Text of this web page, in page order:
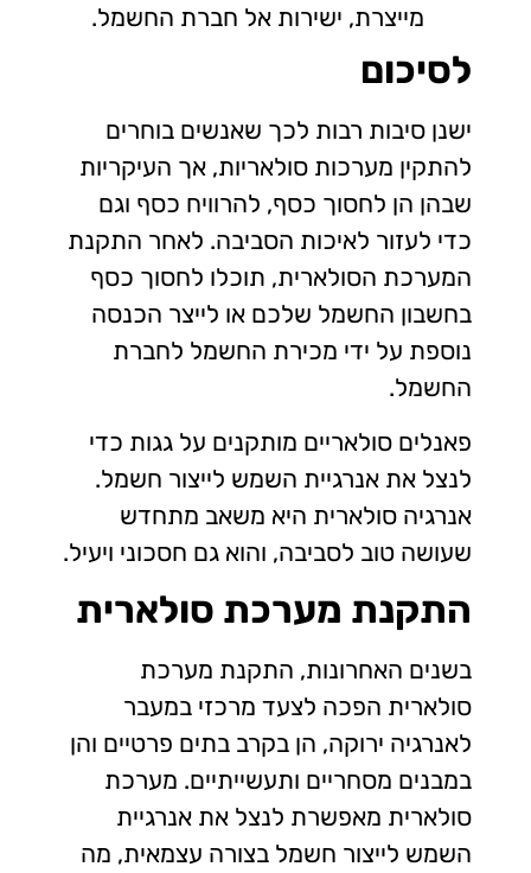
מייצרת, ישירות אל חברת החשמל.
לסיכום
ישנן סיבות רבות לכך שאנשים בוחרים
להתקין מערכות סולאריות, אך העיקריות
שבהן הן לחסוך כסף, להרוויח כסף וגם
כדי לעזור לאיכות הסביבה. לאחר התקנת
המערכת הסולארית, תוכלו לחסוך כסף
בחשבון החשמל שלכם או לייצר הכנסה
נוספת על ידי מכירת החשמל לחברת
החשמל.
פאנלים סולאריים מותקנים על גגות כדי
לנצל את אנרגיית השמש לייצור חשמל.
אנרגיה סולארית היא משאב מתחדש
שעושה טוב לסביבה, והוא גם חסכוני ויעיל.
התקנת מערכת סולארית
בשנים האחרונות, התקנת מערכת
סולארית הפכה לצעד מרכזי במעבר
לאנרגיה ירוקה, הן בקרב בתים פרטיים והן
במבנים מסחריים ותעשייתיים. מערכת
סולארית מאפשרת לנצל את אנרגיית
השמש לייצור חשמל בצורה עצמאית, מה